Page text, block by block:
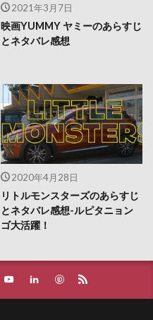
2021年3月7日
映画YUMMY ヤミーのあらすじ
とネタバレ感想
2020年4月28日
リトルモンスターズのあらすじ
とネタバレ感想-ルピタニョン
ゴ大活躍！